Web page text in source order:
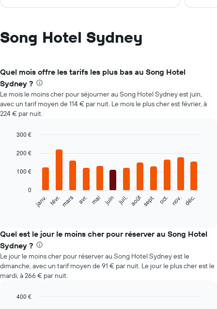
Song Hotel Sydney
Quel mois offre les tarifs les plus bas au Song Hotel
Sydney ?
Le mois le moins cher pour séjourner au Song Hotel Sydney est juin,
avec un tarif moyen de 114 € par nuit. Le mois le plus cher est février, à
224 € par nuit.
chart
bars.
graphique
indique
le
prix
moyen
d'une
chambre
mois
graphic.
janv. févr.mars avr. mai juin juil. août sept. oct. nov. déc.
0
100 €
200 €
300 €
Quel est le jour le moins cher pour réserver au Song Hotel
Sydney ?
Le jour le moins cher pour réserver au Song Hotel Sydney est le
dimanche, avec un tarif moyen de 91 € par nuit. Le jour le plus cher est le
mardi, à 266 € par nuit.
400 €